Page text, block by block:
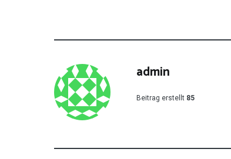
admin
Beitrag erstellt 85